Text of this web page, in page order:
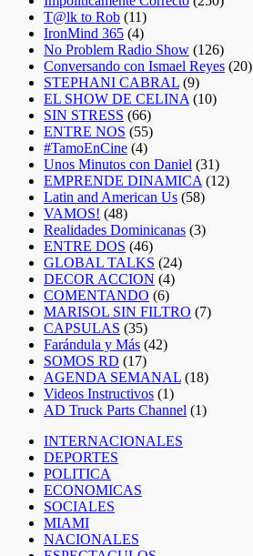
T@lk to Rob (11)
IronMind 365 (4)
No Problem Radio Show (126)
Conversando con Ismael Reyes (20)
STEPHANI CABRAL (9)
EL SHOW DE CELINA (10)
SIN STRESS (66)
ENTRE NOS (55)
#TamoEnCine (4)
Unos Minutos con Daniel (31)
EMPRENDE DINAMICA (12)
Latin and American Us (58)
VAMOS! (48)
Realidades Dominicanas (3)
ENTRE DOS (46)
GLOBAL TALKS (24)
DECOR ACCION (4)
COMENTANDO (6)
MARISOL SIN FILTRO (7)
CAPSULAS (35)
Farándula y Más (42)
SOMOS RD (17)
AGENDA SEMANAL (18)
Videos Instructivos (1)
AD Truck Parts Channel (1)
INTERNACIONALES
DEPORTES
POLITICA
ECONOMICAS
SOCIALES
MIAMI
NACIONALES